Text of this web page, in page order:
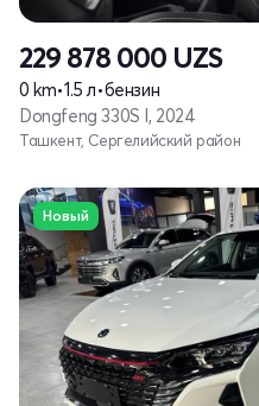
229 878 000 UZS
0 km•1.5 л•бензин
Dongfeng 330S I, 2024
Ташкент, Сергелийский район
Новый